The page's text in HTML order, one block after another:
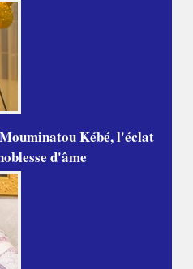
Kébé, l'éclat
d'âme